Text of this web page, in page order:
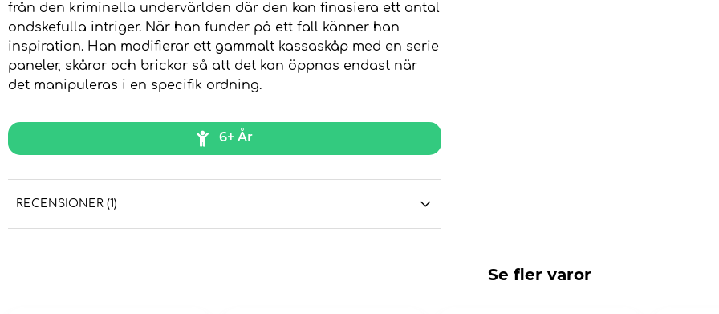
från den kriminella undervärlden där den kan finasiera ett antal
ondskefulla intriger. När han funder på ett fall känner han
inspiration. Han modifierar ett gammalt kassaskåp med en serie
paneler, skåror och brickor så att det kan öppnas endast när
det manipuleras i en specifik ordning.
6+ År
RECENSIONER (1)
Se fler varor